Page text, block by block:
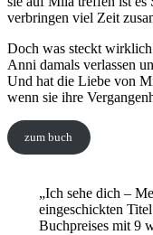
verbringen viel Zeit
Doch was steckt
Anni damals verlassen
Und hat die Liebe von
wenn sie ihre
zum buch
„Ich sehe dich –
eingeschickten
Buchpreises mit 9